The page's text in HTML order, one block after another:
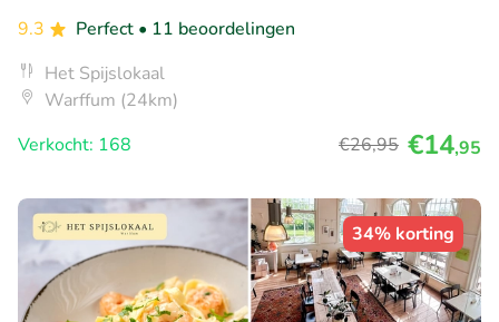
9.3
Perfect • 11 beoordelingen
Het Spijslokaal
Warffum (24km)
Verkocht: 168
€26,95 €14,95
34% korting